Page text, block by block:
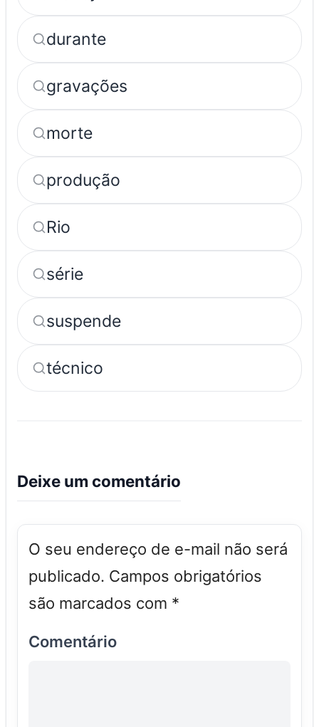
durante
gravações
morte
produção
Rio
série
suspende
técnico
Deixe um comentário
O seu endereço de e-mail não será
publicado. Campos obrigatórios
são marcados com *
Comentário